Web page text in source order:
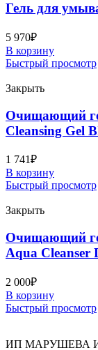
Гель для
5 970₽
В корзину
Быстрый просмотр
Закрыть
Очищающий
Cleansing Gel
1 741₽
В корзину
Быстрый просмотр
Закрыть
Очищающий
Aqua
2 000₽
В корзину
Быстрый просмотр
ИП МАРУШЕВА